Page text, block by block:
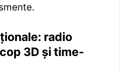
radio
3D și time-